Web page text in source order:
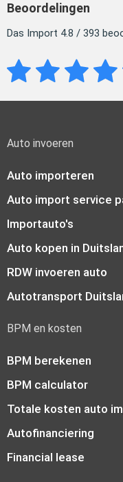
Beoordelingen
Das Import 4.8 / 393
Auto invoeren
Auto importeren
Auto import service
Importauto's
Auto kopen in
RDW invoeren auto
Autotransport
BPM en kosten
BPM berekenen
BPM calculator
Totale kosten auto
Autofinanciering
Financial lease